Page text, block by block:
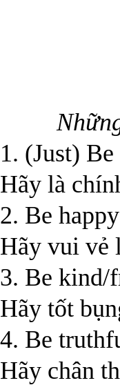
1. (Just)
Hãy là
2. Be
Hãy vui vẻ
3. Be kind/
Hãy tốt
4. Be
Hãy chân